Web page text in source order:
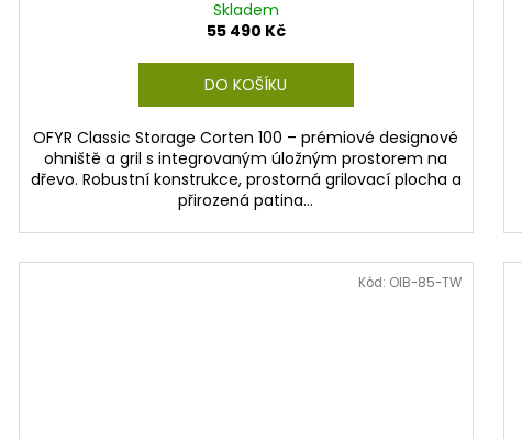
Skladem
55 490 Kč
DO KOŠÍKU
OFYR Classic Storage Corten 100 – prémiové designové
ohniště a gril s integrovaným úložným prostorem na
dřevo. Robustní konstrukce, prostorná grilovací plocha a
přirozená patina...
Kód: OIB-85-TW